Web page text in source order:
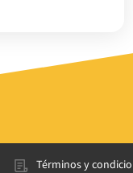
Términos y